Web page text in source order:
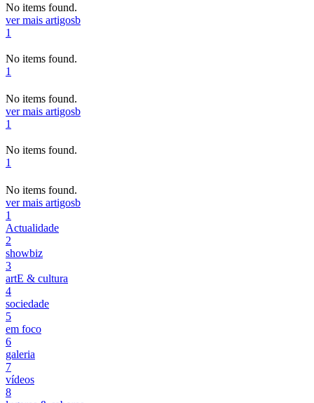
No items found.
ver mais artigosb
1
No items found.
1
No items found.
ver mais artigosb
1
No items found.
1
No items found.
ver mais artigosb
1
Actualidade
2
showbiz
3
artE & cultura
4
sociedade
5
em foco
6
galeria
7
vídeos
8